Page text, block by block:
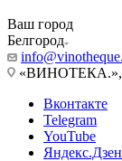
Ваш город
Белгород
«ВИНОТЕКА.»,
Вконтакте
Telegram
YouTube
Яндекс.Дзен